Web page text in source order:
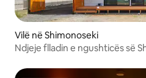
Vilë në Shimonoseki
Ndjeje flladin e ngushticës së